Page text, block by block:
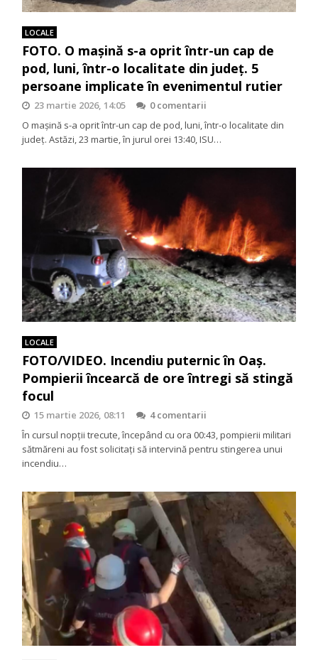
LOCALE
FOTO. O mașină s-a oprit într-un cap de
pod, luni, într-o localitate din județ. 5
persoane implicate în evenimentul rutier
23 martie 2026, 14:05
0 comentarii
O mașină s-a oprit într-un cap de pod, luni, într-o localitate din
județ. Astăzi, 23 martie, în jurul orei 13:40, ISU…
LOCALE
FOTO/VIDEO. Incendiu puternic în Oaș.
Pompierii încearcă de ore întregi să stingă
focul
15 martie 2026, 08:11
4 comentarii
În cursul nopții trecute, începând cu ora 00:43, pompierii militari
sătmăreni au fost solicitați să intervină pentru stingerea unui
incendiu…